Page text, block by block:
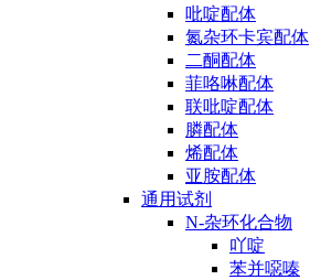
吡啶配体
氮杂环卡宾配体
二酮配体
菲咯啉配体
联吡啶配体
膦配体
烯配体
亚胺配体
通用试剂
N-杂环化合物
吖啶
苯并噁嗪